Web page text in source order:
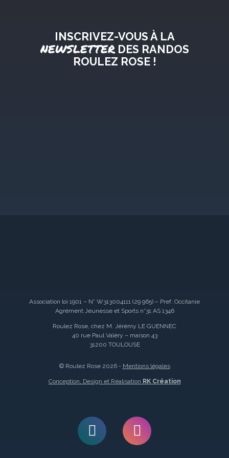
INSCRIVEZ-VOUS À LA
NEWSLETTERDES RANDOS
ROULEZ ROSE !
Association loi 1901 – N° W313004111 (29 965) – Pref. Occitanie
Agrément Jeunesse et Sports n°31 AS 1346
Roulez Rose, chez M. Jérémy LE GUENNEC
40 rue Paul Valéry – maison 43
31200 TOULOUSE
© Roulez Rose 2026 - Mentions légales
Conception, Design et Réalisation RK Création